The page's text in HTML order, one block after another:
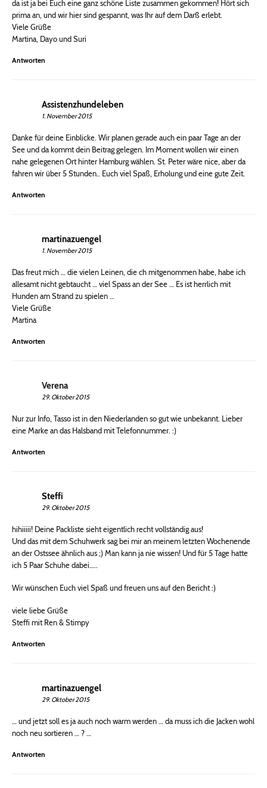
da ist ja bei Euch eine ganz schöne Liste zusammen gekommen! Hört sich
prima an, und wir hier sind gespannt, was Ihr auf dem Darß erlebt.
Viele Grüße
Martina, Dayo und Suri
Antworten
Assistenzhundeleben
1. November 2015
Danke für deine Einblicke. Wir planen gerade auch ein paar Tage an der
See und da kommt dein Beitrag gelegen. Im Moment wollen wir einen
nahe gelegenen Ort hinter Hamburg wählen. St. Peter wäre nice, aber da
fahren wir über 5 Stunden.. Euch viel Spaß, Erholung und eine gute Zeit.
Antworten
martinazuengel
1. November 2015
Das freut mich … die vielen Leinen, die ch mitgenommen habe, habe ich
allesamt nicht gebtaucht … viel Spass an der See … Es ist herrlich mit
Hunden am Strand zu spielen …
Viele Grüße
Martina
Antworten
Verena
29. Oktober 2015
Nur zur Info, Tasso ist in den Niederlanden so gut wie unbekannt. Lieber
eine Marke an das Halsband mit Telefonnummer. :)
Antworten
Steffi
29. Oktober 2015
hihiiiii! Deine Packliste sieht eigentlich recht vollständig aus!
Und das mit dem Schuhwerk sag bei mir an meinem letzten Wochenende
an der Ostssee ähnlich aus ;) Man kann ja nie wissen! Und für 5 Tage hatte
ich 5 Paar Schuhe dabei…..
Wir wünschen Euch viel Spaß und freuen uns auf den Bericht :)
viele liebe Grüße
Steffi mit Ren & Stimpy
Antworten
martinazuengel
29. Oktober 2015
… und jetzt soll es ja auch noch warm werden … da muss ich die Jacken wohl
noch neu sortieren … ? …
Antworten